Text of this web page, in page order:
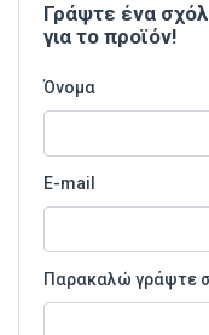
Γράψτε ένα
για το προϊόν!
Όνομα
E-mail
Παρακαλώ γράψτε